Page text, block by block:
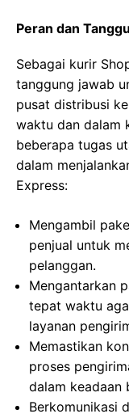
Peran dan
Sebagai kurir
tanggung jawab
pusat distribusi
waktu dan dalam
beberapa tugas
dalam
Express:
Mengambil
penjual untuk
pelanggan.
Mengantarkan
tepat waktu
layanan
Memastikan
proses
dalam keadaan
Berkomunikasi